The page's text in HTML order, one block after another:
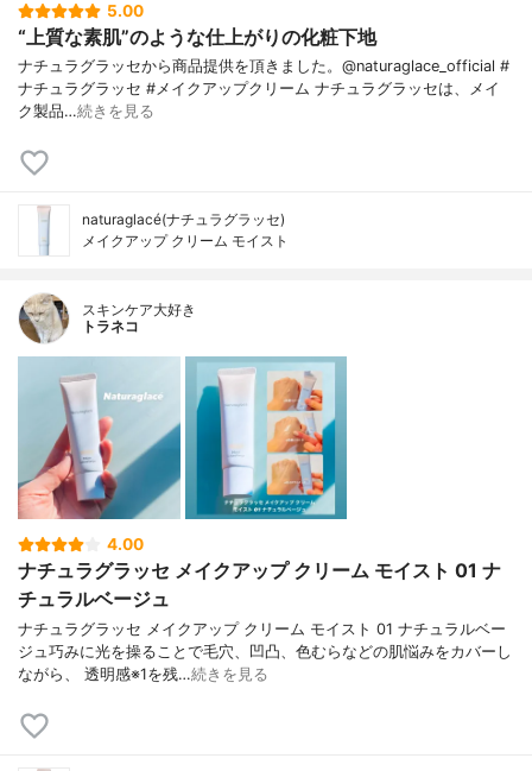
5.00
“上質な素肌”のような仕上がりの化粧下地
ナチュラグラッセから商品提供を頂きました。@naturaglace_official #
ナチュラグラッセ #メイクアップクリーム ナチュラグラッセは、メイ
ク製品…続きを見る
naturaglacé(ナチュラグラッセ)
メイクアップ クリーム モイスト
スキンケア大好き
トラネコ
4.00
ナチュラグラッセ メイクアップ クリーム モイスト 01 ナ
チュラルベージュ
ナチュラグラッセ メイクアップ クリーム モイスト 01 ナチュラルベー
ジュ巧みに光を操ることで毛穴、凹凸、色むらなどの肌悩みをカバーし
ながら、 透明感※1を残…続きを見る